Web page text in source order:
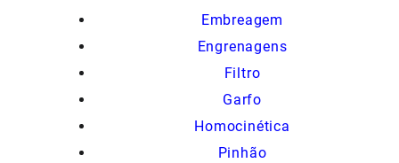
Embreagem
Engrenagens
Filtro
Garfo
Homocinética
Pinhão